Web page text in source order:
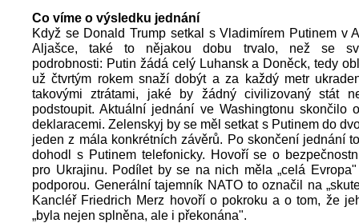
Co víme o výsledku jednání
Když se Donald Trump setkal s Vladimírem Putinem v
Aljašce, také to nějakou dobu trvalo, než se
podrobnosti: Putin žádá celý Luhansk a Doněck, tedy
už čtvrtým rokem snaží dobýt a za každý metr
takovými ztrátami, jaké by žádný civilizovaný stát
podstoupit. Aktuální jednání ve Washingtonu skončilo
deklaracemi. Zelenskyj by se měl setkat s Putinem do
jeden z mála konkrétních závěrů. Po skončení jednání
dohodl s Putinem telefonicky. Hovoří se o
pro Ukrajinu. Podílet by se na nich měla „celá
podporou. Generální tajemník NATO to označil na
Kancléř Friedrich Merz hovoří o pokroku a o tom, že
„byla nejen splněna, ale i překonána".